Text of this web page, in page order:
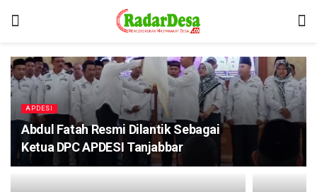
APDESI
Abdul Fatah Resmi Dilantik Sebagai
Ketua DPC APDESI Tanjabbar